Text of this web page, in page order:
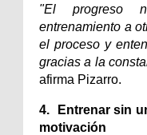
"El progreso
entrenamiento a
el proceso y
gracias a la
afirma Pizarro.
4.
Entrenar sin
motivación